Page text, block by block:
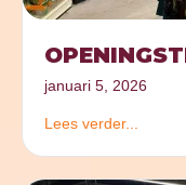
januari 5, 2026
Lees verder...